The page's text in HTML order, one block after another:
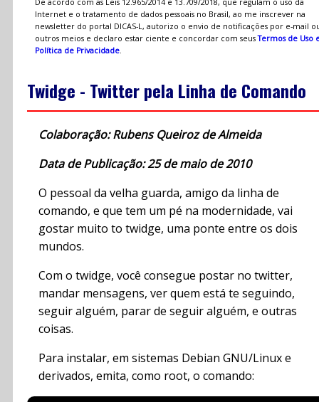
Internet e o tratamento de dados pessoais no Brasil, ao me inscrever na
newsletter do portal DICAS-L, autorizo o envio de notificações por e-mail
outros meios e declaro estar ciente e concordar com seusTermos de Uso
Política de Privacidade.
Twidge - Twitter pela Linha de Comando
Colaboração: Rubens Queiroz de Almeida
Data de Publicação: 25 de maio de 2010
O pessoal da velha guarda, amigo da linha de
comando, e que tem um pé na modernidade, vai
gostar muito to twidge, uma ponte entre os dois
mundos.
Com o twidge, você consegue postar no twitter,
mandar mensagens, ver quem está te seguindo,
seguir alguém, parar de seguir alguém, e outras
coisas.
Para instalar, em sistemas Debian GNU/Linux e
derivados, emita, como root, o comando: